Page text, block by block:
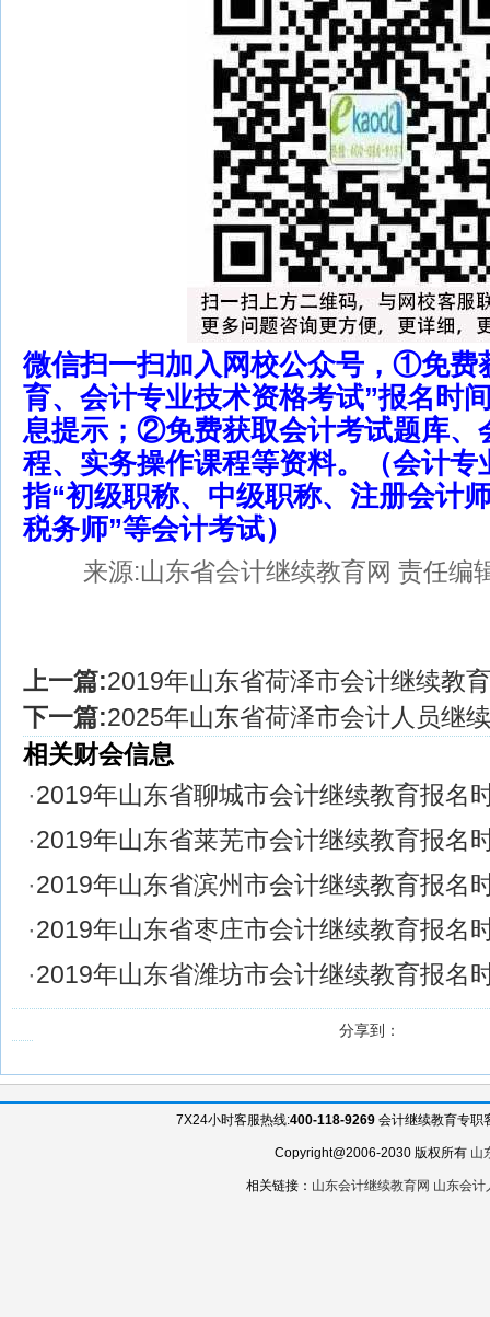
微信扫一扫加入网校公众号，①免费
育、会计专业技术资格考试”报名时
息提示；②免费获取会计考试题库、
程、实务操作课程等资料。（会计专
指“初级职称、中级职称、注册会计
税务师”等会计考试）
来源:山东省会计继续教育网 责任编
上一篇:2019年山东省荷泽市会计继续教
下一篇:2025年山东省荷泽市会计人员继
相关财会信息
·2019年山东省聊城市会计继续教育报名
·2019年山东省莱芜市会计继续教育报名
·2019年山东省滨州市会计继续教育报名
·2019年山东省枣庄市会计继续教育报名
·2019年山东省潍坊市会计继续教育报名
分享到：
7X24小时客服热线:400-118-9269 会计继续教育专职
Copyright@2006-2030 版权所有 山
相关链接： 山东会计继续教育网 山东会计